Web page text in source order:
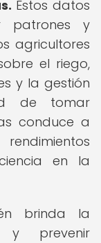
Estos datos
patrones y
agricultores
el riego,
y la gestión
de tomar
conduce a
en la
brinda la
y prevenir